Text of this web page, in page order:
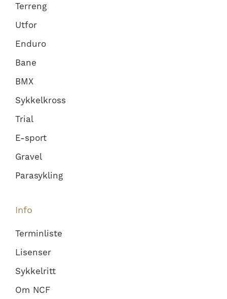
Terreng
Utfor
Enduro
Bane
BMX
Sykkelkross
Trial
E-sport
Gravel
Parasykling
Info
Terminliste
Lisenser
Sykkelritt
Om NCF